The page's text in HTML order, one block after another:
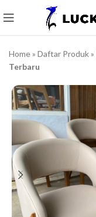
Home» Daftar Produk»
Terbaru